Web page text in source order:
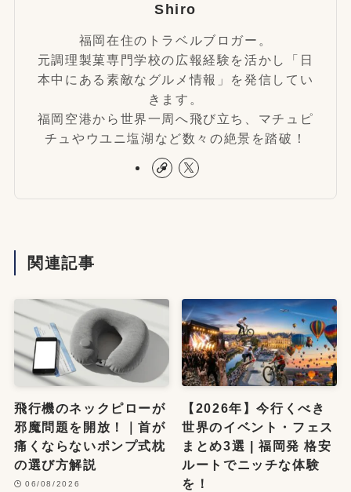
Shiro
福岡在住のトラベルブロガー。
元調理製菓専門学校の広報経験を活かし「日
本中にある素敵なグルメ情報」を発信してい
きます。
福岡空港から世界一周へ飛び立ち、マチュピ
チュやウユニ塩湖など数々の絶景を踏破！
関連記事
飛行機のネックピローが
邪魔問題を開放！｜首が
痛くならないポンプ式枕
の選び方解説
06/08/2026
【2026年】今行くべき
世界のイベント・フェス
まとめ3選 | 福岡発 格安
ルートでニッチな体験
を！